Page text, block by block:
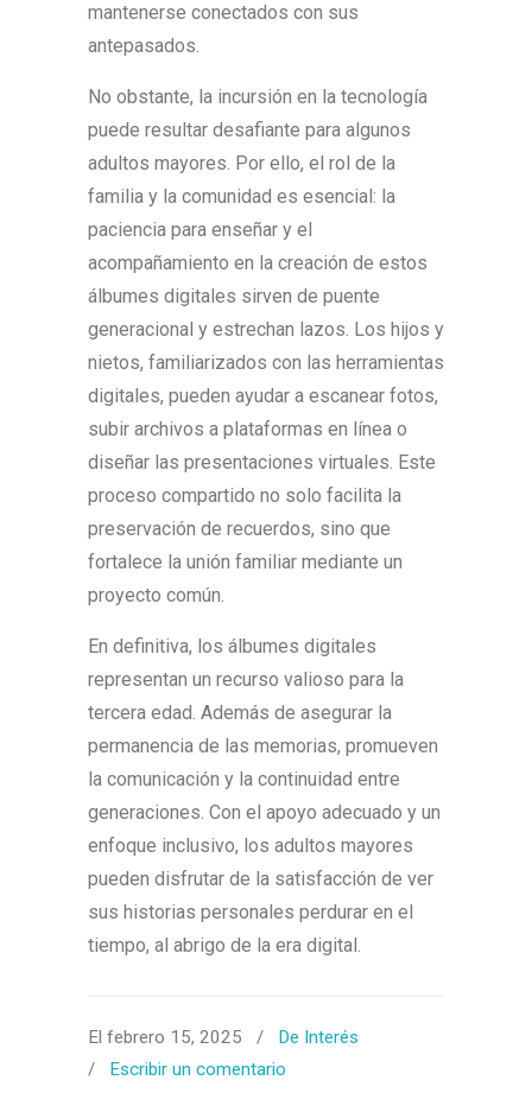
mantenerse conectados con sus
antepasados.
No obstante, la incursión en la tecnología
puede resultar desafiante para algunos
adultos mayores. Por ello, el rol de la
familia y la comunidad es esencial: la
paciencia para enseñar y el
acompañamiento en la creación de estos
álbumes digitales sirven de puente
generacional y estrechan lazos. Los hijos y
nietos, familiarizados con las herramientas
digitales, pueden ayudar a escanear fotos,
subir archivos a plataformas en línea o
diseñar las presentaciones virtuales. Este
proceso compartido no solo facilita la
preservación de recuerdos, sino que
fortalece la unión familiar mediante un
proyecto común.
En definitiva, los álbumes digitales
representan un recurso valioso para la
tercera edad. Además de asegurar la
permanencia de las memorias, promueven
la comunicación y la continuidad entre
generaciones. Con el apoyo adecuado y un
enfoque inclusivo, los adultos mayores
pueden disfrutar de la satisfacción de ver
sus historias personales perdurar en el
tiempo, al abrigo de la era digital.
El febrero 15, 2025 /
De Interés
/ Escribir un comentario